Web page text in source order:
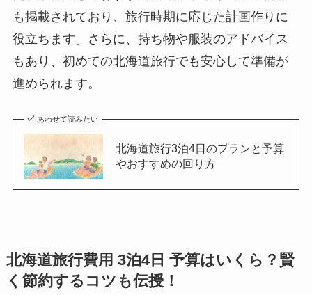
も掲載されており、旅行時期に応じた計画作りに
役立ちます。さらに、持ち物や服装のアドバイス
もあり、初めての北海道旅行でも安心して準備が
進められます。
あわせて読みたい
北海道旅行3泊4日のプランと予算
やおすすめの回り方
北海道旅行費用 3泊4日 予算はいくら？賢
く節約するコツも伝授！